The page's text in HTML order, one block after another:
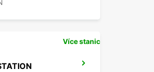
Více stanic